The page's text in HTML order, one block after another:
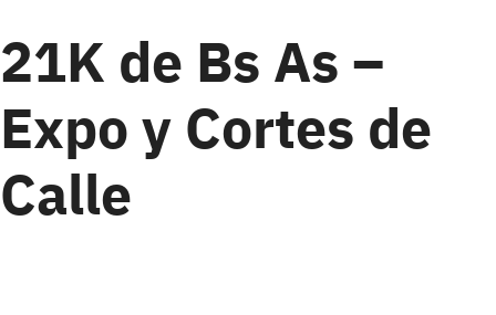
21K de Bs As –
Expo y Cortes de
Calle